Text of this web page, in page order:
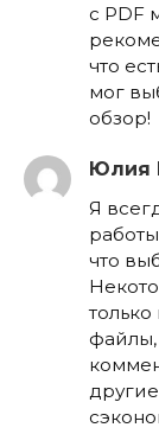
с PDF
что
мог
обзор!
Юлия
Я
что
файлы,